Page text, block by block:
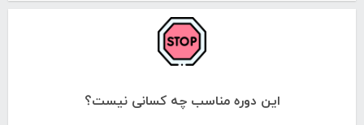
این دوره مناسب چه کسانی نیست؟